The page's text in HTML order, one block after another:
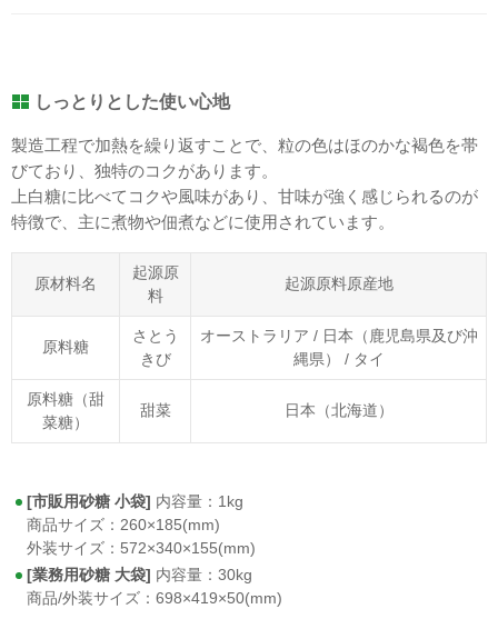
しっとりとした使い心地
製造工程で加熱を繰り返すことで、粒の色はほのかな褐色を帯
びており、独特のコクがあります。
上白糖に比べてコクや風味があり、甘味が強く感じられるのが
特徴で、主に煮物や佃煮などに使用されています。
原材料名
起源原
料
起源原料原産地
原料糖
さとう
きび
オーストラリア / 日本（鹿児島県及び沖
縄県） / タイ
原料糖（甜
菜糖）
甜菜 日本（北海道）
[市販用砂糖 小袋] 内容量：1kg
商品サイズ：260×185(mm)
外装サイズ：572×340×155(mm)
[業務用砂糖 大袋] 内容量：30kg
商品/外装サイズ：698×419×50(mm)